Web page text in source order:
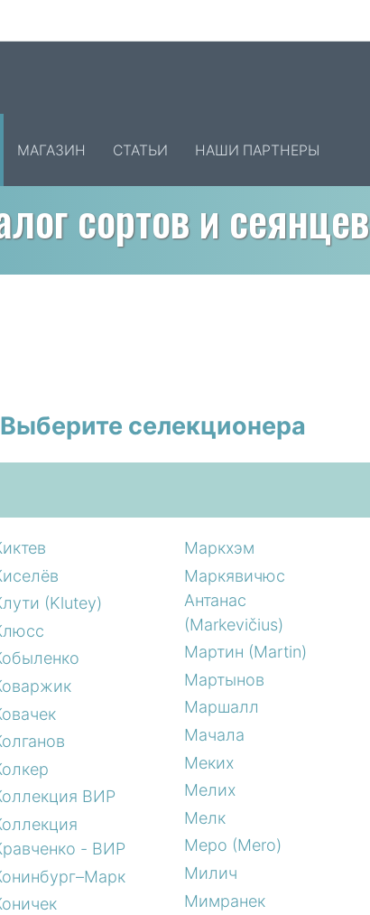
МАГАЗИН СТАТЬИ НАШИ ПАРТНЕРЫ
сортов и сеянцев
Выберите селекционера
(Klutey)
ВИР
- ВИР
Маркхэм
Маркявичюс
Антанас
(Markevičius)
Мартин (Martin)
Мартынов
Маршалл
Мачала
Меких
Мелих
Мелк
Меро (Mero)
Милич
Мимранек